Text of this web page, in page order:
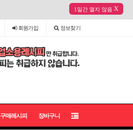
1일간 열지 않음 X
회원가입 정보찾기
구매레시피 장바구니